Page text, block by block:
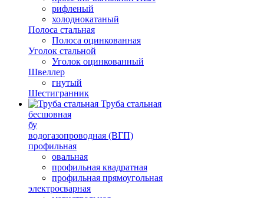
рифленый
холоднокатаный
Полоса стальная
Полоса оцинкованная
Уголок стальной
Уголок оцинкованный
Швеллер
гнутый
Шестигранник
Труба стальная
бесшовная
бу
водогазопроводная (ВГП)
профильная
овальная
профильная квадратная
профильная прямоугольная
электросварная